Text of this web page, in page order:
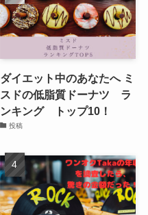
ダイエット中のあなたへ ミ
スドの低脂質ドーナツ ラ
ンキング トップ10！
投稿